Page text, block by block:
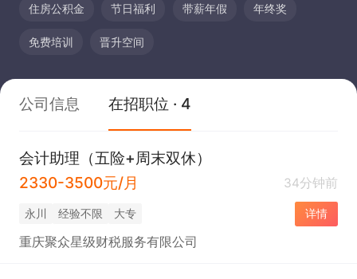
住房公积金 节日福利 带薪年假 年终奖
免费培训 晋升空间
公司信息 在招职位 · 4
会计助理（五险+周末双休）
2330-3500元/月
34分钟前
永川 经验不限 大专 详情
重庆聚众星级财税服务有限公司